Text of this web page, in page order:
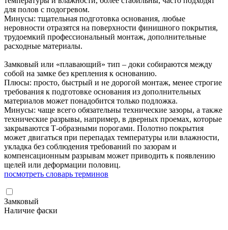
для полов с подогревом.
Минусы: тщательная подготовка основания, любые
неровности отразятся на поверхности финишного покрытия,
трудоемкий профессиональный монтаж, дополнительные
расходные материалы.
Замковый или «плавающий» тип – доки собираются между
собой на замке без крепления к основанию.
Плюсы: просто, быстрый и не дорогой монтаж, менее строгие
требования к подготовке основания из дополнительных
материалов может понадобится только подложка.
Минусы: чаще всего обязательны технические зазоры, а также
технические разрывы, например, в дверных проемах, которые
закрываются Т-образными порогами. Полотно покрытия
может двигаться при перепадах температуры или влажности,
укладка без соблюдения требований по зазорам и
компенсационным разрывам может приводить к появлению
щелей или деформации половиц.
посмотреть словарь терминов
Замковый
Наличие фаски